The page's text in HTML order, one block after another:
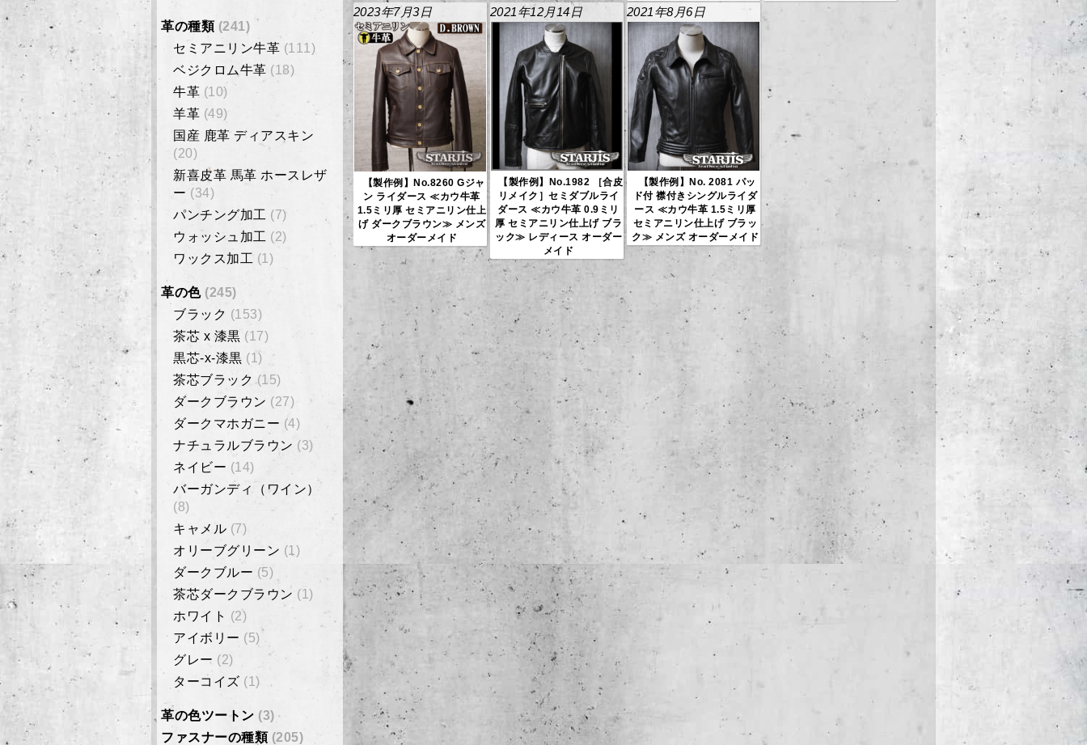
2023年7月3日
【製作例】No.8260 Gジャ
ン ライダース ≪カウ牛革
1.5ミリ厚 セミアニリン仕上
げ ダークブラウン≫ メンズ
オーダーメイド
2021年12月14日
【製作例】No.1982 ［合皮
リメイク］セミダブルライ
ダース ≪カウ牛革 0.9ミリ
厚 セミアニリン仕上げ ブラ
ック≫ レディース オーダー
メイド
2021年8月6日
【製作例】No. 2081 パッ
ド付 襟付きシングルライダ
ース ≪カウ牛革 1.5ミリ厚
セミアニリン仕上げ ブラッ
ク≫ メンズ オーダーメイド
革の種類(241)
セミアニリン牛革 (111)
ベジクロム牛革 (18)
牛革 (10)
羊革 (49)
国産 鹿革 ディアスキン
(20)
新喜皮革 馬革 ホースレザ
ー (34)
パンチング加工 (7)
ウォッシュ加工 (2)
ワックス加工 (1)
革の色(245)
ブラック (153)
茶芯 x 漆黒 (17)
黒芯-x-漆黒 (1)
茶芯ブラック (15)
ダークブラウン (27)
ダークマホガニー (4)
ナチュラルブラウン (3)
ネイビー (14)
バーガンディ（ワイン）
(8)
キャメル (7)
オリーブグリーン (1)
ダークブルー (5)
茶芯ダークブラウン (1)
ホワイト (2)
アイボリー (5)
グレー (2)
ターコイズ (1)
革の色ツートン (3)
ファスナーの種類(205)